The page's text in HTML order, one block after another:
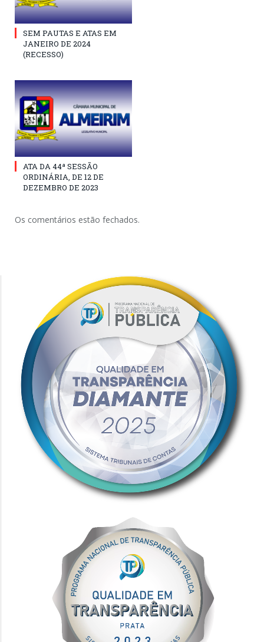
SEM PAUTAS E ATAS EM
JANEIRO DE 2024
(RECESSO)
ATA DA 44ª SESSÃO
ORDINÁRIA, DE 12 DE
DEZEMBRO DE 2023
Os comentários estão fechados.